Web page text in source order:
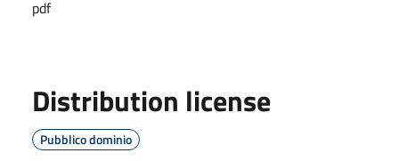
pdf
Distribution license
Pubblico dominio